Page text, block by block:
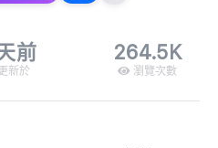
前
新於
264.5K
瀏覽次數